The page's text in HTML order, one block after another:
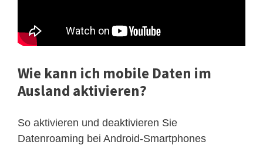
Wie kann ich mobile Daten im
Ausland aktivieren?
So aktivieren und deaktivieren Sie
Datenroaming bei Android-Smartphones